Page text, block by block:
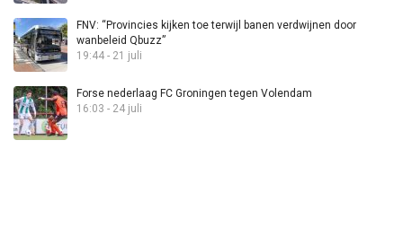
FNV: “Provincies kijken toe terwijl banen verdwijnen door
wanbeleid Qbuzz”
19:44 - 21 juli
Forse nederlaag FC Groningen tegen Volendam
16:03 - 24 juli